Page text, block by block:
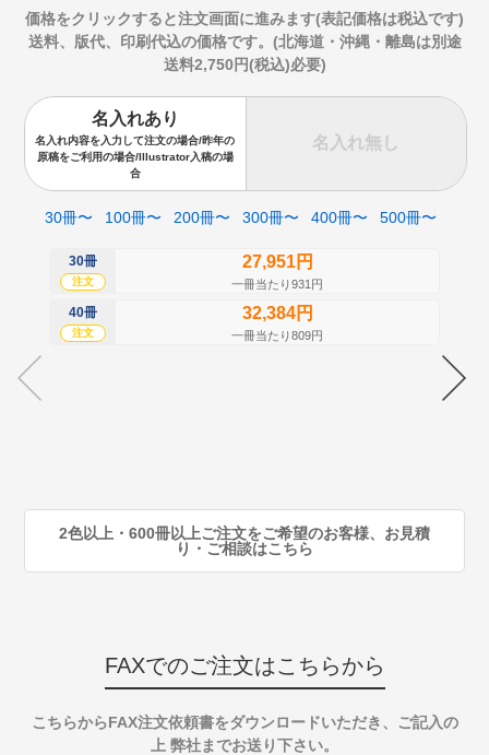
価格をクリックすると注文画面に進みます(表記価格は税込です)
送料、版代、印刷代込の価格です。(北海道・沖縄・離島は別途
送料2,750円(税込)必要)
名入れあり
名入れ内容を入力して注文の場合/昨年の
原稿をご利用の場合/Illustrator入稿の場
合
名入れ無し
30冊〜 100冊〜 200冊〜 300冊〜 400冊〜 500冊〜
30冊
注文
27,951円
一冊当たり931円
40冊
注文
32,384円
一冊当たり809円
2色以上・600冊以上ご注文をご希望のお客様、お見積
り・ご相談はこちら
FAXでのご注文はこちらから
こちらからFAX注文依頼書をダウンロードいただき、ご記入の
上 弊社までお送り下さい。